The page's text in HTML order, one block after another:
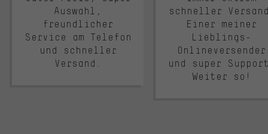
Auswahl,
freundlicher
Service am Telefon
und schneller
Versand.
schneller
Einer meiner
Lieblings-
Onlineversender
und super
Weiter so!